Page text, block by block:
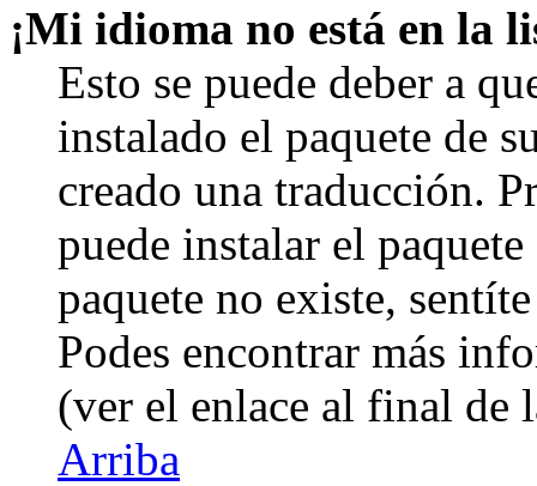
¡Mi idioma no está en la
Esto se puede deber a
instalado el paquete de
creado una traducción.
puede instalar el
paquete no existe,
Podes encontrar más
(ver el enlace al final de
Arriba